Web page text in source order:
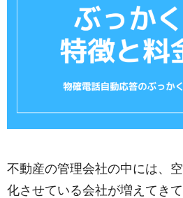
不動産の管理会社の中には、
化させている会社が増えてきて